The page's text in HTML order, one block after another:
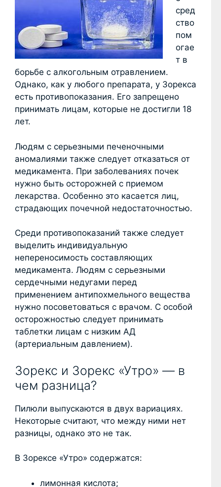
сред
ство
пом
огае
т в
борьбе с алкогольным отравлением.
Однако, как у любого препарата, у Зорекса
есть противопоказания. Его запрещено
принимать лицам, которые не достигли 18
лет.
Людям с серьезными печеночными
аномалиями также следует отказаться от
медикамента. При заболеваниях почек
нужно быть осторожней с приемом
лекарства. Особенно это касается лиц,
страдающих почечной недостаточностью.
Среди противопоказаний также следует
выделить индивидуальную
непереносимость составляющих
медикамента. Людям с серьезными
сердечными недугами перед
применением антипохмельного вещества
нужно посоветоваться с врачом. С особой
осторожностью следует принимать
таблетки лицам с низким АД
(артериальным давлением).
Зорекс и Зорекс «Утро» — в
чем разница?
Пилюли выпускаются в двух вариациях.
Некоторые считают, что между ними нет
разницы, однако это не так.
В Зорексе «Утро» содержатся:
лимонная кислота;